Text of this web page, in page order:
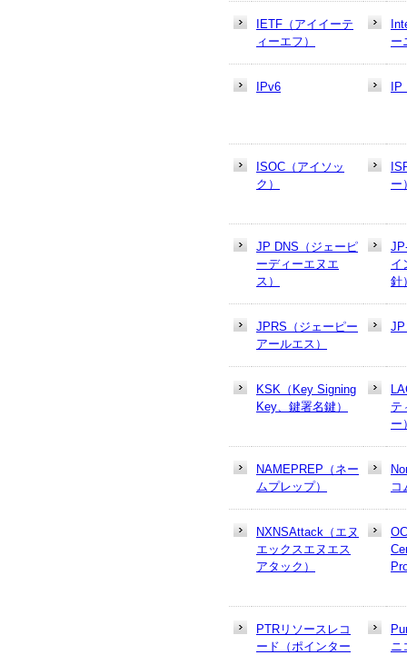
IETF（アイイーテ
ィーエフ）
ー
IPv6 IP
ISOC（アイソッ
ク）
ー
JP DNS（ジェーピ
ーディーエヌエ
ス）
イ
針
JPRS（ジェーピー
アールエス）
JP
KSK（Key Signing
Key、鍵署名鍵）
テ
ー
NAMEPREP（ネー
ムプレップ）
コ
NXNSAttack（エヌ
エックスエヌエス
アタック）
PTRリソースレコ
ード（ポインター
ニ